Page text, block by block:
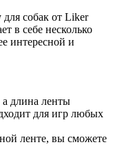
собак от Liker
в себе несколько
интересной и
длина ленты
для игр любых
ленте, вы сможете